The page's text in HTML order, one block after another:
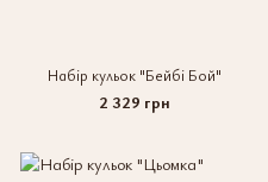
Набір кульок "Бейбі Бой"
2 329 грн